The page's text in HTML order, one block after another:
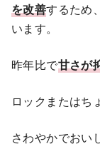
を改善するため
います。
昨年比で甘さが
ロックまたは
さわやかでおい